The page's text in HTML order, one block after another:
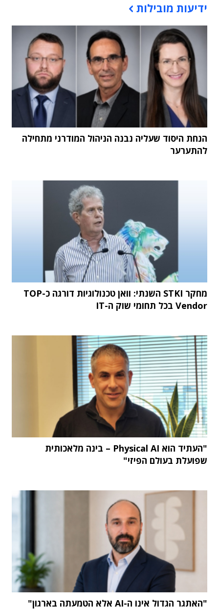
ידיעות מובילות
הנחת היסוד שעליה נבנה הניהול המודרני מתחילה
להתערער
מחקר STKI השנתי: וואן טכנולוגיות דורגה כ-TOP
Vendor בכל תחומי שוק ה-IT
"העתיד הוא Physical AI – בינה מלאכותית
שפועלת בעולם הפיזי"
"האתגר הגדול אינו ה-AI אלא הטמעתה בארגון"